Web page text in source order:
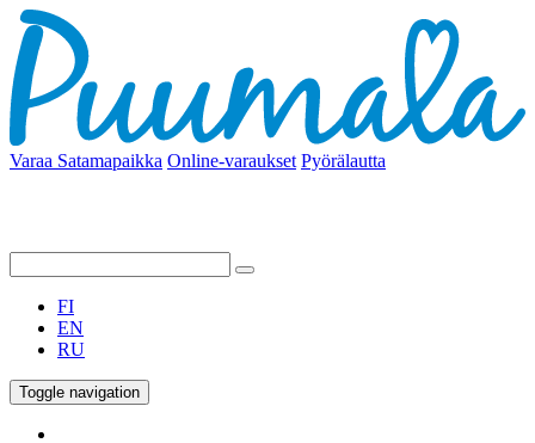
Varaa Satamapaikka Online-varaukset Pyörälautta
FI
EN
RU
Toggle navigation